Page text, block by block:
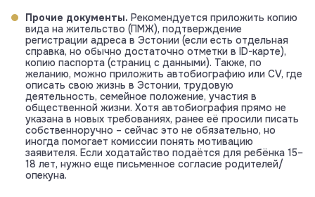
Прочие документы. Рекомендуется приложить копию
вида на жительство (ПМЖ), подтверждение
регистрации адреса в Эстонии (если есть отдельная
справка, но обычно достаточно отметки в ID-карте),
копию паспорта (страниц с данными). Также, по
желанию, можно приложить автобиографию или CV, где
описать свою жизнь в Эстонии, трудовую
деятельность, семейное положение, участия в
общественной жизни. Хотя автобиография прямо не
указана в новых требованиях, ранее её просили писать
собственноручно – сейчас это не обязательно, но
иногда помогает комиссии понять мотивацию
заявителя. Если ходатайство подаётся для ребёнка 15–
18 лет, нужно еще письменное согласие родителей/
опекуна.